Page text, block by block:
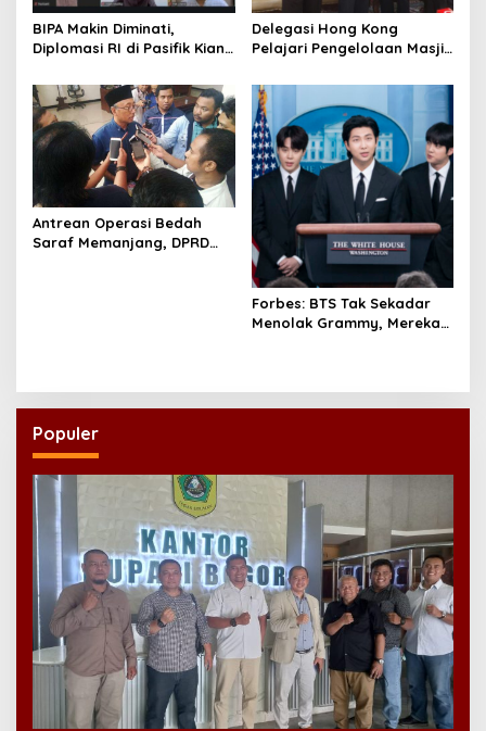
BIPA Makin Diminati,
Diplomasi RI di Pasifik Kian
Delegasi Hong Kong
Pelajari Pengelolaan Masjid
Antrean Operasi Bedah
Saraf Memanjang, DPRD
Forbes: BTS Tak Sekadar
Menolak Grammy, Mereka
Populer